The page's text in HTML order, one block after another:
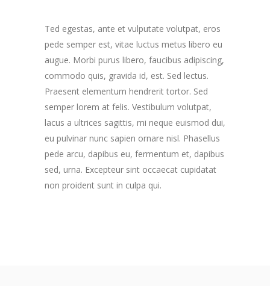
Ted egestas, ante et vulputate volutpat, eros
pede semper est, vitae luctus metus libero eu
augue. Morbi purus libero, faucibus adipiscing,
commodo quis, gravida id, est. Sed lectus.
Praesent elementum hendrerit tortor. Sed
semper lorem at felis. Vestibulum volutpat,
lacus a ultrices sagittis, mi neque euismod dui,
eu pulvinar nunc sapien ornare nisl. Phasellus
pede arcu, dapibus eu, fermentum et, dapibus
sed, urna. Excepteur sint occaecat cupidatat
non proident sunt in culpa qui.